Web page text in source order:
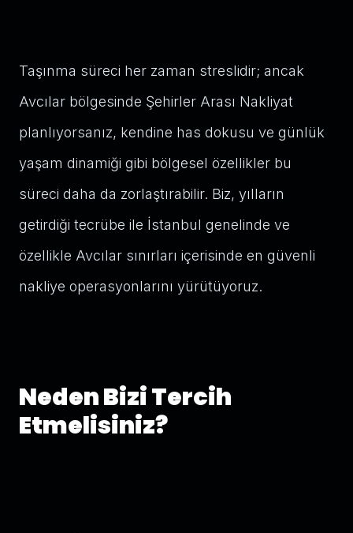
Taşınma süreci her zaman streslidir; ancak
Avcılar bölgesinde Şehirler Arası Nakliyat
planlıyorsanız, kendine has dokusu ve günlük
yaşam dinamiği gibi bölgesel özellikler bu
süreci daha da zorlaştırabilir. Biz, yılların
getirdiği tecrübe ile İstanbul genelinde ve
özellikle Avcılar sınırları içerisinde en güvenli
nakliye operasyonlarını yürütüyoruz.
Neden Bizi Tercih
Etmelisiniz?